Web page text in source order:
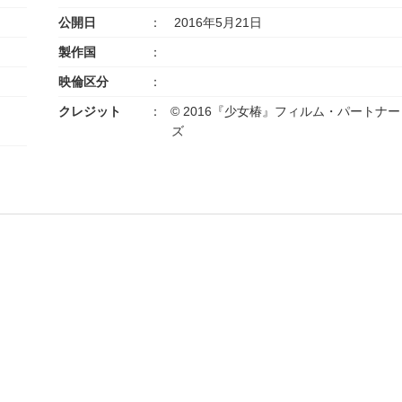
公開日 2016年5月21日
製作国
映倫区分
クレジット
© 2016『少女椿』フィルム・パートナー
ズ